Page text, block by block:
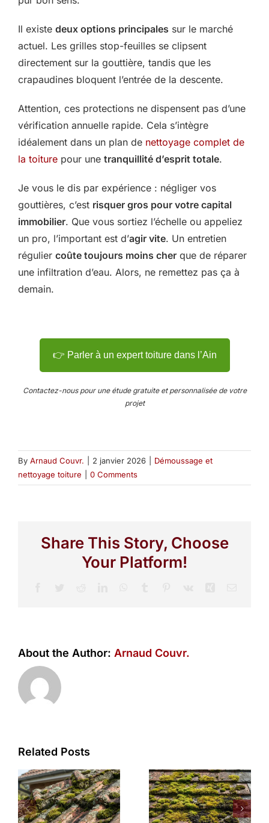
Il existe deux options principales sur le marché
actuel. Les grilles stop-feuilles se clipsent
directement sur la gouttière, tandis que les
crapaudines bloquent l’entrée de la descente.
Attention, ces protections ne dispensent pas d’une
vérification annuelle rapide. Cela s’intègre
idéalement dans un plan de nettoyage complet de
la toiture pour une tranquillité d’esprit totale.
Je vous le dis par expérience : négliger vos
gouttières, c’est risquer gros pour votre capital
immobilier. Que vous sortiez l’échelle ou appeliez
un pro, l’important est d’agir vite. Un entretien
régulier coûte toujours moins cher que de réparer
une infiltration d’eau. Alors, ne remettez pas ça à
demain.
👉 Parler à un expert toiture dans l’Ain
Contactez-nous pour une étude gratuite et personnalisée de votre
projet
By Arnaud Couvr. 2 janvier 2026
Démoussage et
nettoyage toiture
0 Comments
Share This Story, Choose
Your Platform!
About the Author: Arnaud Couvr.
Related Posts